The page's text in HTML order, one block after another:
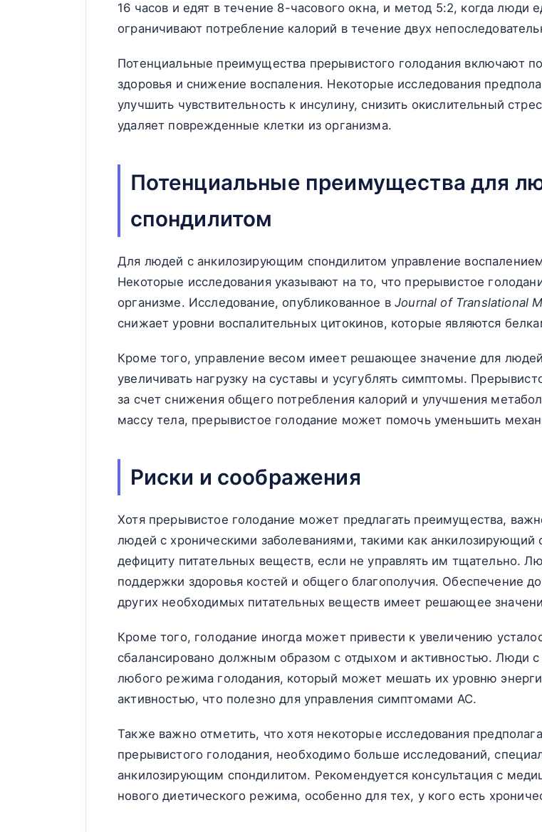
16 часов и едят в течение 8-часового окна, и метод 5:2, когда люди
ограничивают потребление калорий в течение двух
Потенциальные преимущества прерывистого голодания включают
здоровья и снижение воспаления. Некоторые исследования
улучшить чувствительность к инсулину, снизить окислительный
удаляет поврежденные клетки из организма.
Потенциальные преимущества для
спондилитом
Для людей с анкилозирующим спондилитом управление
Некоторые исследования указывают на то, что прерывистое
организме. Исследование, опубликованное вJournal of Translational
снижает уровни воспалительных цитокинов, которые являются
Кроме того, управление весом имеет решающее значение для
увеличивать нагрузку на суставы и усугублять симптомы.
за счет снижения общего потребления калорий и улучшения
массу тела, прерывистое голодание может помочь уменьшить
Риски и соображения
Хотя прерывистое голодание может предлагать преимущества,
людей с хроническими заболеваниями, такими как анкилозирующий
дефициту питательных веществ, если не управлять им тщательно.
поддержки здоровья костей и общего благополучия. Обеспечение
других необходимых питательных веществ имеет решающее
Кроме того, голодание иногда может привести к увеличению
сбалансировано должным образом с отдыхом и активностью. Люди
любого режима голодания, который может мешать их уровню
активностью, что полезно для управления симптомами АС.
Также важно отметить, что хотя некоторые исследования
прерывистого голодания, необходимо больше исследований,
анкилозирующим спондилитом. Рекомендуется консультация с
нового диетического режима, особенно для тех, у кого есть